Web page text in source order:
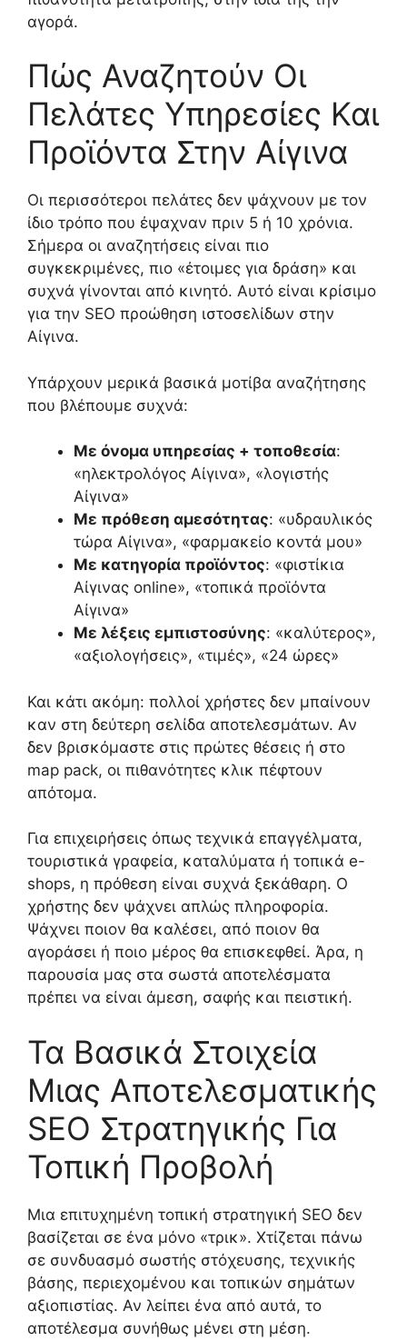
αγορά.
Πώς Αναζητούν Οι
Πελάτες Υπηρεσίες Και
Προϊόντα Στην Αίγινα
Οι περισσότεροι πελάτες δεν ψάχνουν με τον
ίδιο τρόπο που έψαχναν πριν 5 ή 10 χρόνια.
Σήμερα οι αναζητήσεις είναι πιο
συγκεκριμένες, πιο «έτοιμες για δράση» και
συχνά γίνονται από κινητό. Αυτό είναι κρίσιμο
για την SEO προώθηση ιστοσελίδων στην
Αίγινα.
Υπάρχουν μερικά βασικά μοτίβα αναζήτησης
που βλέπουμε συχνά:
Με όνομα υπηρεσίας + τοποθεσία:
«ηλεκτρολόγος Αίγινα», «λογιστής
Αίγινα»
Με πρόθεση αμεσότητας: «υδραυλικός
τώρα Αίγινα», «φαρμακείο κοντά μου»
Με κατηγορία προϊόντος: «φιστίκια
Αίγινας online», «τοπικά προϊόντα
Αίγινα»
Με λέξεις εμπιστοσύνης: «καλύτερος»,
«αξιολογήσεις», «τιμές», «24 ώρες»
Και κάτι ακόμη: πολλοί χρήστες δεν μπαίνουν
καν στη δεύτερη σελίδα αποτελεσμάτων. Αν
δεν βρισκόμαστε στις πρώτες θέσεις ή στο
map pack, οι πιθανότητες κλικ πέφτουν
απότομα.
Για επιχειρήσεις όπως τεχνικά επαγγέλματα,
τουριστικά γραφεία, καταλύματα ή τοπικά e-
shops, η πρόθεση είναι συχνά ξεκάθαρη. Ο
χρήστης δεν ψάχνει απλώς πληροφορία.
Ψάχνει ποιον θα καλέσει, από ποιον θα
αγοράσει ή ποιο μέρος θα επισκεφθεί. Άρα, η
παρουσία μας στα σωστά αποτελέσματα
πρέπει να είναι άμεση, σαφής και πειστική.
Τα Βασικά Στοιχεία
Μιας Αποτελεσματικής
SEO Στρατηγικής Για
Τοπική Προβολή
Μια επιτυχημένη τοπική στρατηγική SEO δεν
βασίζεται σε ένα μόνο «τρικ». Χτίζεται πάνω
σε συνδυασμό σωστής στόχευσης, τεχνικής
βάσης, περιεχομένου και τοπικών σημάτων
αξιοπιστίας. Αν λείπει ένα από αυτά, το
αποτέλεσμα συνήθως μένει στη μέση.